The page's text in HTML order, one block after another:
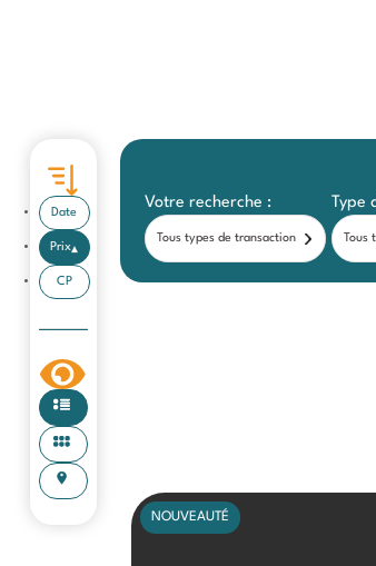
Votre recherche :
Tous types de transaction
Type
Date
Prix
CP
NOUVEAUTÉ